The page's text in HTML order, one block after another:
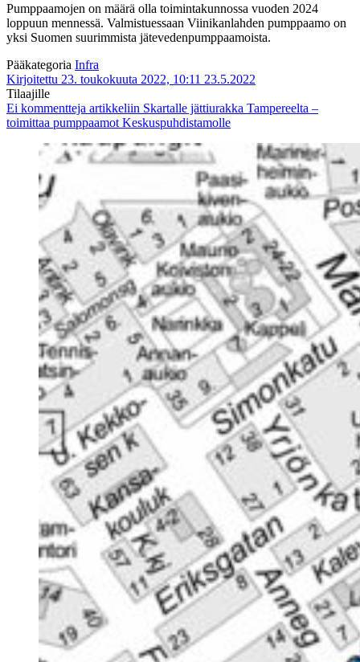
Pumppaamojen on määrä olla toimintakunnossa vuoden 2024
loppuun mennessä. Valmistuessaan Viinikanlahden pumppaamo on
yksi Suomen suurimmista jätevedenpumppaamoista.
Pääkategoria Infra
Kirjoitettu 23. toukokuuta 2022, 10:11 23.5.2022
Tilaajille
Ei kommentteja artikkeliin Skartalle jättiurakka Tampereelta –
toimittaa pumppaamot Keskuspuhdistamolle